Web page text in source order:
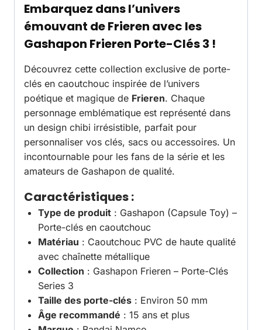
Embarquez dans l’univers
émouvant deFrieren avec les
Gashapon Frieren Porte-Clés 3 !
Découvrez cette collection exclusive de porte-
clés en caoutchouc inspirée de l’univers
poétique et magique de Frieren. Chaque
personnage emblématique est représenté dans
un design chibi irrésistible, parfait pour
personnaliser vos clés, sacs ou accessoires. Un
incontournable pour les fans de la série et les
amateurs de Gashapon de qualité.
Caractéristiques:
Type de produit : Gashapon (Capsule Toy) –
Porte-clés en caoutchouc
Matériau : Caoutchouc PVC de haute qualité
avec chaînette métallique
Collection : Gashapon Frieren – Porte-Clés
Series 3
Taille des porte-clés : Environ 50 mm
Âge recommandé : 15 ans et plus